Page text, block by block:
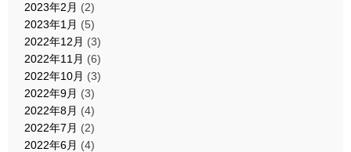
2023年2月 (2)
2023年1月 (5)
2022年12月 (3)
2022年11月 (6)
2022年10月 (3)
2022年9月 (3)
2022年8月 (4)
2022年7月 (2)
2022年6月 (4)